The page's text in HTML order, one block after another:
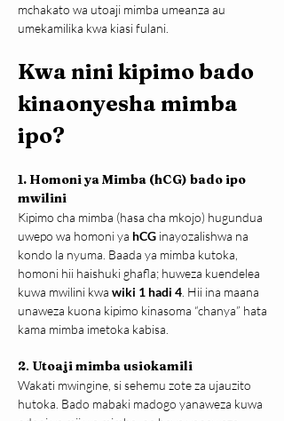
mchakato wa utoaji mimba umeanza au
umekamilika kwa kiasi fulani.
Kwa nini kipimo bado
kinaonyesha mimba
ipo?
1. Homoni ya Mimba (hCG) bado ipo
mwilini
Kipimo cha mimba (hasa cha mkojo) hugundua
uwepo wa homoni ya hCG inayozalishwa na
kondo la nyuma. Baada ya mimba kutoka,
homoni hii haishuki ghafla; huweza kuendelea
kuwa mwilini kwa wiki 1 hadi 4 . Hii ina maana
unaweza kuona kipimo kinasoma “chanya” hata
kama mimba imetoka kabisa.
2. Utoaji mimba usiokamili
Wakati mwingine, si sehemu zote za ujauzito
hutoka. Bado mabaki madogo yanaweza kuwa